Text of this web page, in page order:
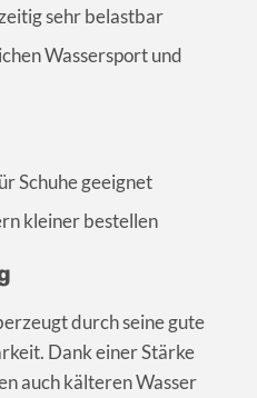
sehr belastbar
Wassersport und
Schuhe geeignet
kleiner bestellen
durch seine gute
Dank einer Stärke
auch kälteren Wasser